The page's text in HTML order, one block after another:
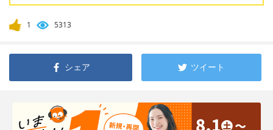
1 5313
シェア ツイート